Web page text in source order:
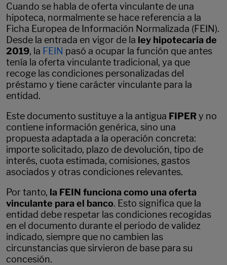
Cuando se habla de oferta vinculante de una
hipoteca, normalmente se hace referencia a la
Ficha Europea de Información Normalizada (FEIN).
Desde la entrada en vigor de la ley hipotecaria de
2019, la FEIN pasó a ocupar la función que antes
tenía la oferta vinculante tradicional, ya que
recoge las condiciones personalizadas del
préstamo y tiene carácter vinculante para la
entidad.
Este documento sustituye a la antigua FIPERy no
contiene información genérica, sino una
propuesta adaptada a la operación concreta:
importe solicitado, plazo de devolución, tipo de
interés, cuota estimada, comisiones, gastos
asociados y otras condiciones relevantes.
Por tanto, la FEIN funciona como una oferta
vinculante para el banco. Esto significa que la
entidad debe respetar las condiciones recogidas
en el documento durante el periodo de validez
indicado, siempre que no cambien las
circunstancias que sirvieron de base para su
concesión.